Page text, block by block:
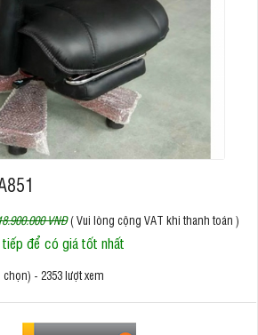
VNĐ( Vui lòng cộng VAT khi thanh toán )
để có giá tốt nhất
- 2353 lượt xem